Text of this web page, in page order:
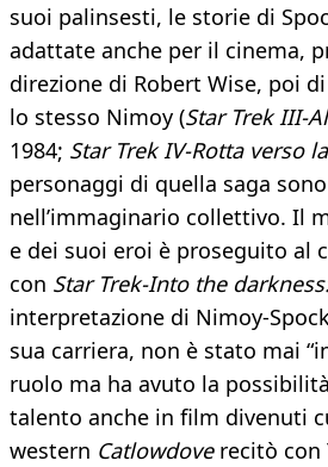
suoi palinsesti, le storie di
adattate anche per il cinema,
direzione di Robert Wise, poi
lo stesso Nimoy (Star Trek III-
1984; Star Trek IV-Rotta verso
personaggi di quella saga
nell’immaginario collettivo. Il
e dei suoi eroi è proseguito al
con Star Trek-Into the
interpretazione di Nimoy-
sua carriera, non è stato mai
ruolo ma ha avuto la
talento anche in film divenuti
western Catlowdoverecitò con